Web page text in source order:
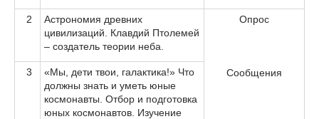
2
Астрономия древних
цивилизаций. Клавдий Птолемей
– создатель теории неба.
Опрос
Сообщения
3
«Мы, дети твои, галактика!» Что
должны знать и уметь юные
космонавты. Отбор и подготовка
юных космонавтов. Изучение